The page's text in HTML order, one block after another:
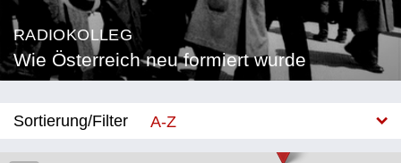
RADIOKOLLEG
Wie Österreich neu formiert wurde
Sortierung/Filter
A-Z